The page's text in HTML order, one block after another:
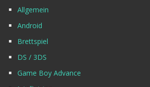
Allgemein
Android
Brettspiel
DS / 3DS
Game Boy Advance